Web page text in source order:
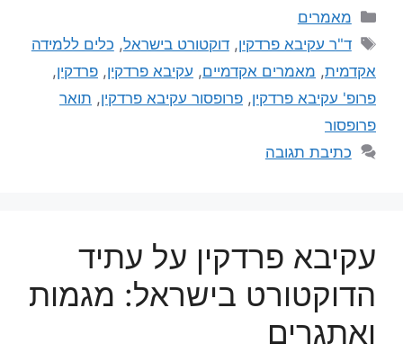
מאמרים
ד"ר עקיבא פרדקין,דוקטורט בישראל, כלים ללמידה
אקדמית, מאמרים אקדמיים, עקיבא פרדקין, פרדקין,
פרופ' עקיבא פרדקין, פרופסור עקיבא פרדקין, תואר
פרופסור
כתיבת תגובה
עקיבא פרדקין על עתיד
הדוקטורט בישראל: מגמות
ואתגרים